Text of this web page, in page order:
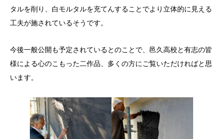
タルを削り、白モルタルを充てんすることでより立体的に見える
工夫が施されているそうです。
今後一般公開も予定されているとのことで、邑久高校と有志の皆
様による心のこもった二作品、多くの方にご覧いただければと思
います。